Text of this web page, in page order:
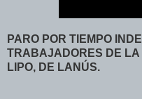
PARO POR TIEMPO
TRABAJADORES DE
LIPO, DE LANÚS.